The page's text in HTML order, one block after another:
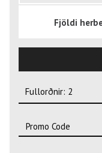
Fjöldi
Fullorðnir: 2
Fullorðnir: 2